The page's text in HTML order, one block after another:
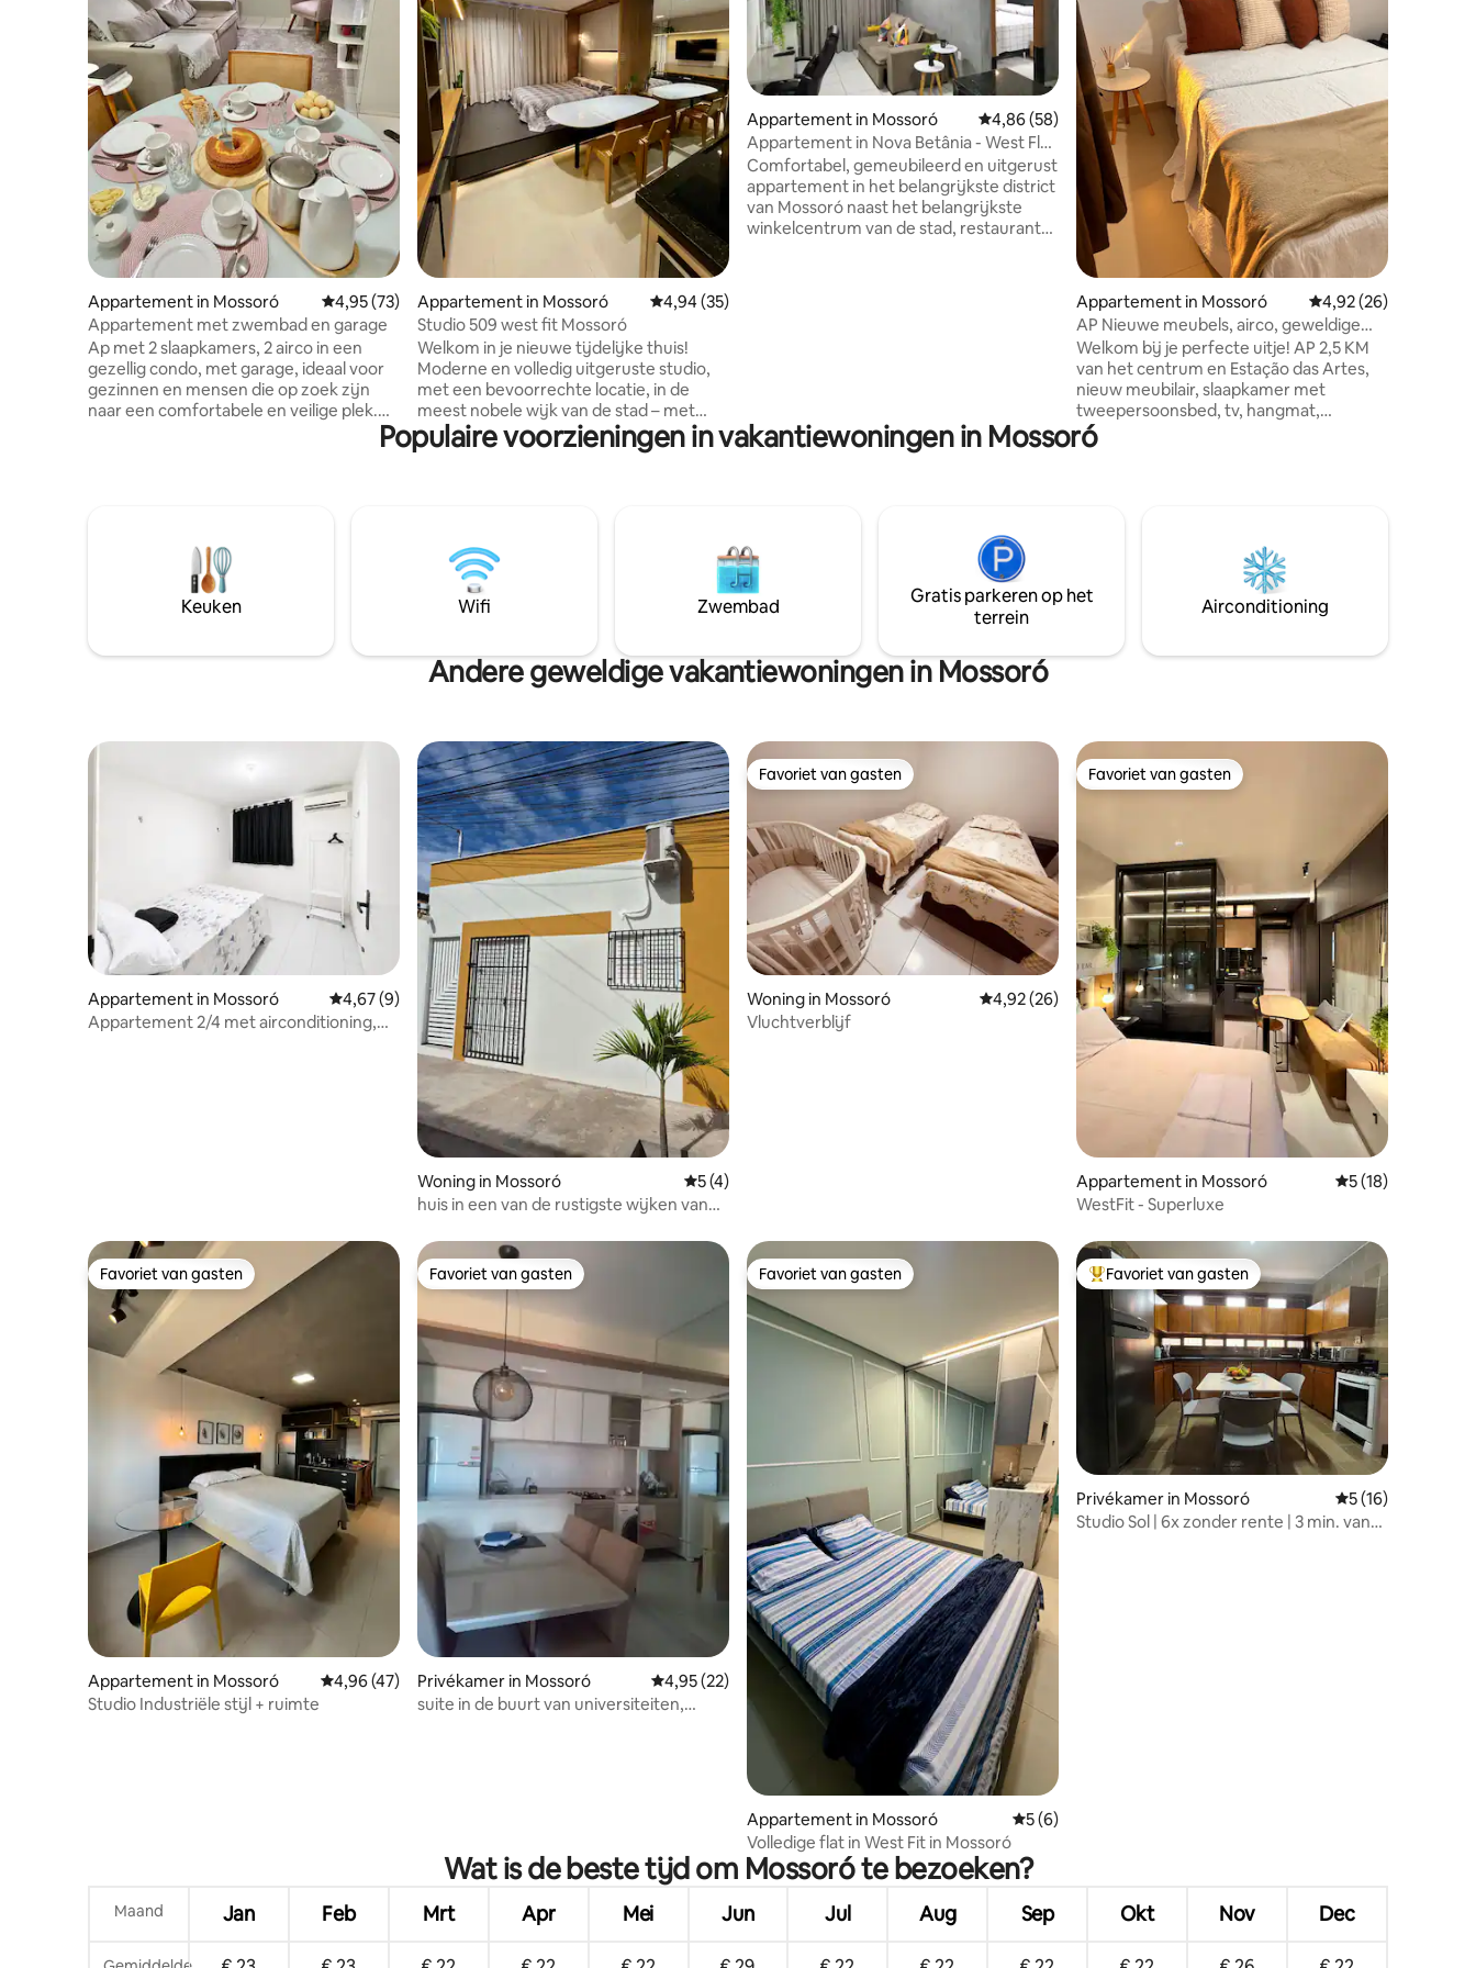
Appartement in Mossoró Gemiddelde beoordeling van 4,95 uit 5, 73 recensies
4,95 (73)
Appartement met zwembad en garage
Ap met 2 slaapkamers, 2 airco in een
gezellig condo, met garage, ideaal voor
gezinnen en mensen die op zoek zijn
naar een comfortabele en veilige plek.
zoals Assaí en van dag tot dag. Praktisch
accommodatie ligt op 4,5 km van het
winkelcentrum en biedt snelle toegang
tot de uitgang van de stad om de
stranden van Ceará en anderen in de RN
Appartement in Mossoró Gemiddelde beoordeling van 4,94 uit 5, 35 recensies
4,94 (35)
Studio 509 west fit Mossoró
Welkom in je nieuwe tijdelijke thuis!
Moderne en volledig uitgeruste studio,
met een bevoorrechte locatie, in de
meest nobele wijk van de stad – met
alles wat je nodig hebt op slechts een
paar stappen afstand: bars, restaurants,
bieden in elk detail. De minimalistische
inrichting creëert een gezellige en
elegante omgeving, ideaal voor wie op
zoek is naar een rustig en functioneel
Appartement in Mossoró Gemiddelde beoordeling van 4,86 uit 5, 58 recensies
4,86 (58)
Appartement in Nova Betânia - West Flat
Mossoró
Comfortabel, gemeubileerd en uitgerust
appartement in het belangrijkste district
van Mossoró naast het belangrijkste
winkelcentrum van de stad, restaurants,
fitnesscentrum, restaurant en sauna.
Appartement in Mossoró Gemiddelde
4,92 (26)
AP Nieuwe meubels, airco, geweldige
locatie 6X zonder rente
Welkom bij je perfecte uitje! AP 2,5 KM
van het centrum en Estação das Artes,
nieuw meubilair, slaapkamer met
tweepersoonsbed, tv, hangmat,
airconditioning voor koele nachten.
Keuken uitgerust met kookplaat,
en functionele badkamer. Strategische
locatie: dicht bij restaurants, markten,
toeristische plekken (festivals),
universiteiten, openbaar vervoer en nog
Populaire voorzieningen in vakantiewoningen in Mossoró
Keuken Wifi Zwembad
Gratis parkeren op het
terrein
Airconditioning
Andere geweldige vakantiewoningen in Mossoró
Appartement in Mossoró Gemiddelde beoordeling van 4,67 uit 5, 9 recensies
4,67 (9)
Appartement 2/4 met airconditioning,
Woning in Mossoró Gemiddelde beoordeling van 5 uit 5, 4 recensies
5 (4)
huis in een van de rustigste wijken van
Favoriet van gasten
Favoriet van gasten
Woning in Mossoró Gemiddelde beoordeling van 4,92 uit 5, 26 recensies
4,92 (26)
Vluchtverblijf
Favoriet van gasten
Favoriet van gasten
Appartement in Mossoró Gemiddelde
5 (18)
WestFit - Superluxe
Favoriet van gasten
Favoriet van gasten
Appartement in Mossoró Gemiddelde beoordeling van 4,96 uit 5, 47 recensies
4,96 (47)
Studio Industriële stijl + ruimte
Favoriet van gasten
Favoriet van gasten
Privékamer in Mossoró Gemiddelde beoordeling van 4,95 uit 5, 22 recensies
4,95 (22)
suite in de buurt van universiteiten,
Favoriet van gasten
Favoriet van gasten
Appartement in Mossoró Gemiddelde beoordeling van 5 uit 5, 6 recensies
5 (6)
Volledige flat in West Fit in Mossoró
Topfavoriet van gasten
Favoriet van gasten
Privékamer in Mossoró Gemiddelde
5 (16)
Studio Sol | 6x zonder rente | 3 min. van
Wat is de beste tijd om Mossoró te bezoeken?
Maand Jan Feb Mrt Apr Mei Jun Jul Aug Sep Okt Nov Dec